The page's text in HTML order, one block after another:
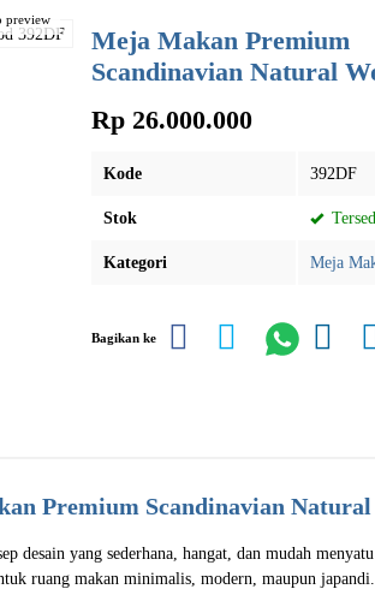
preview
Meja Makan Premium
Scandinavian Natural
Rp 26.000.000
Kode 392DF
Stok
Kategori Meja
Bagikan ke
Premium Scandinavian Natural
desain yang sederhana, hangat, dan mudah
ruang makan minimalis, modern, maupun japandi.